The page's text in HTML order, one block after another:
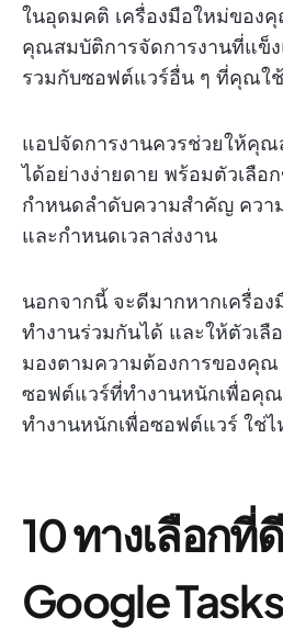
ในอุดมคติ เครื่องมือใหม่ของ
คุณสมบัติการจัดการงานที่แข็
รวมกับซอฟต์แวร์อื่น ๆ ที่คุณใ
แอปจัดการงานควรช่วยให้คุณ
ได้อย่างง่ายดาย พร้อมตัวเลือ
กำหนดลำดับความสำคัญ ควา
และกำหนดเวลาส่งงาน
นอกจากนี้ จะดีมากหากเครื่อ
ทำงานร่วมกันได้ และให้ตัวเลื
มองตามความต้องการของคุ
ซอฟต์แวร์ที่ทำงานหนักเพื่อคุ
ทำงานหนักเพื่อซอฟต์แวร์ ใช่ไ
10 ทางเลือก
Google